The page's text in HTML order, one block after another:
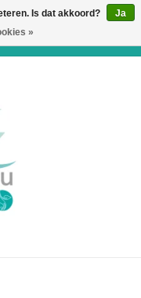
Is dat akkoord?
Ja
»